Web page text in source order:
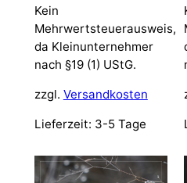
Kein
Mehrwertsteuerausweis,
da Kleinunternehmer
nach §19 (1) UStG.
zzgl. Versandkosten
Lieferzeit: 3-5 Tage